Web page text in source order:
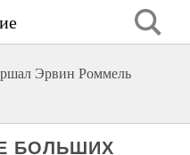
Эрвин Роммель
БОЛЬШИХ